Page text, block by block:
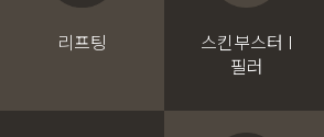
리프팅
스킨부스터 I
필러